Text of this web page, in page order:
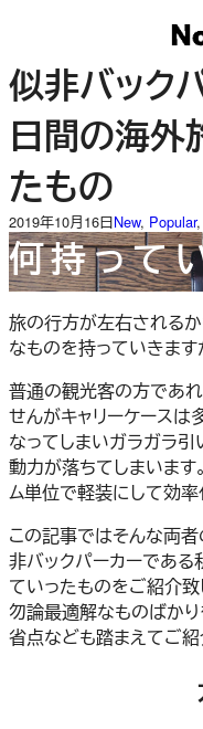
を
ス
キ
ッ
プ
似非バック
日間の海外
たもの
2019年10月16日New, Popular,
何持って
旅の行方が左右される
なものを持っていきます
普通の観光客の方であ
せんがキャリーケースは
なってしまいガラガラ
動力が落ちてしまいます
ム単位で軽装にして効
この記事ではそんな両
非バックパーカーであ
ていったものをご紹介致
勿論最適解なものばか
省点なども踏まえてご